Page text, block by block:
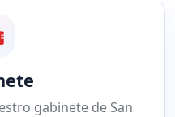
gabinete de San